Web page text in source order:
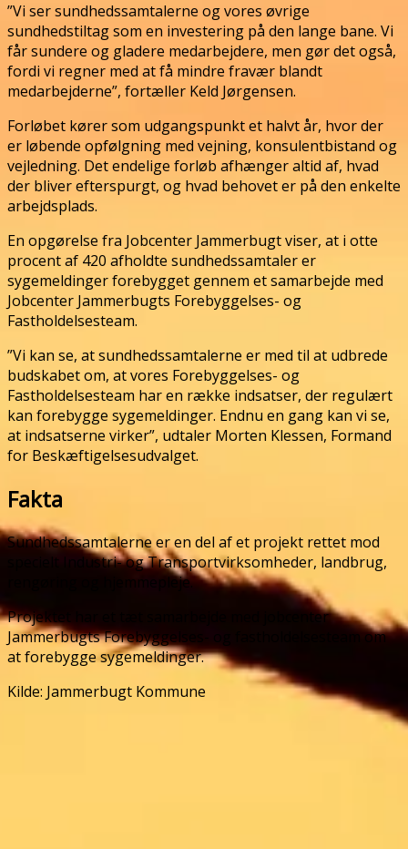
”Vi ser sundhedssamtalerne og vores øvrige
sundhedstiltag som en investering på den lange bane. Vi
får sundere og gladere medarbejdere, men gør det også,
fordi vi regner med at få mindre fravær blandt
medarbejderne”, fortæller Keld Jørgensen.
Forløbet kører som udgangspunkt et halvt år, hvor der
er løbende opfølgning med vejning, konsulentbistand og
vejledning. Det endelige forløb afhænger altid af, hvad
der bliver efterspurgt, og hvad behovet er på den enkelte
arbejdsplads.
En opgørelse fra Jobcenter Jammerbugt viser, at i otte
procent af 420 afholdte sundhedssamtaler er
sygemeldinger forebygget gennem et samarbejde med
Jobcenter Jammerbugts Forebyggelses- og
Fastholdelsesteam.
”Vi kan se, at sundhedssamtalerne er med til at udbrede
budskabet om, at vores Forebyggelses- og
Fastholdelsesteam har en række indsatser, der regulært
kan forebygge sygemeldinger. Endnu en gang kan vi se,
at indsatserne virker”, udtaler Morten Klessen, Formand
for Beskæftigelsesudvalget.
Fakta
Sundhedssamtalerne er en del af et projekt rettet mod
specielt Industri- og Transportvirksomheder, landbrug,
rengøring og hjemmepleje.
Projektet har et tæt samarbejde med jobcenter
Jammerbugts Forebyggelses- og fastholdelsesteam om
at forebygge sygemeldinger.
Kilde: Jammerbugt Kommune